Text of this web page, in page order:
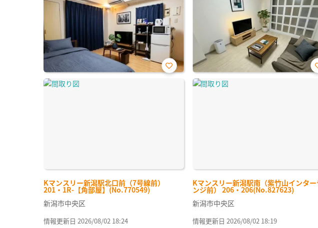
Kマンスリー新潟駅北口前（7号線前）
201・1R-【角部屋】(No.770549)
お気
新潟市中央区
情報更新日 2026/08/02 18:24
Kマンスリー新潟駅南（紫竹山インター
ンジ前） 206・206(No.827623)
新潟市中央区
情報更新日 2026/08/02 18:19